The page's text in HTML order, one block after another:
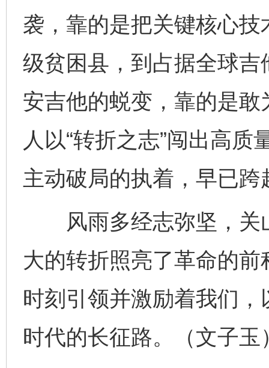
袭，靠的是把关键核心
级贫困县，到占据全球
安吉他的蜕变，靠的是
人以“转折之志”闯出高
主动破局的执着，早已
风雨多经志弥坚，关
大的转折照亮了革命的
时刻引领并激励着我们
时代的长征路。（文子玉
公平竞争审查“十大案例”出炉！ 一纸欠